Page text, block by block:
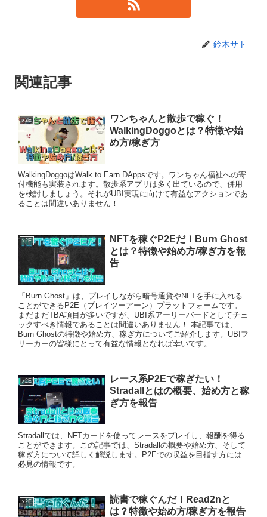
鈴木サト
関連記事
x2E
ワンちゃんと散歩で稼ぐ！
WalkingDoggoとは？特徴や始
め方/稼ぎ方
WalkingDoggoはWalk to Earn DAppsです。ワンちゃん福祉への寄
付機能も実装されます。散歩系アプリは多く出ているので、併用
を検討しましょう。それがUBI実現に向けて有益なアクションであ
ることは間違いありません！
x2E
NFTを稼ぐP2Eだ！Burn Ghost
とは？特徴や始め方/稼ぎ方を報
告
「Burn Ghost」は、プレイしながら暗号通貨やNFTを手に入れる
ことができるP2E（プレイツーアーン）プラットフォームです。
まだまだTBA項目が多いですが、UBI系アーリーバードとしてチェ
ックすべき情報であることは間違いありません！ 本記事では、
Burn Ghostの特徴や始め方、稼ぎ方についてご紹介します。UBIフ
リーカーの皆様にとって有益な情報となれば幸いです。
x2E
レース系P2Eで稼ぎたい！
Stradallとはの概要、始め方と稼
ぎ方を報告
Stradallでは、NFTカードを使ってレースをプレイし、報酬を得る
ことができます。この記事では、Stradallの概要や始め方、そして
稼ぎ方について詳しく解説します。P2Eでの収益を目指す方には
必見の情報です。
x2E
読書で稼ぐんだ！Read2nと
は？特徴や始め方/稼ぎ方を報告